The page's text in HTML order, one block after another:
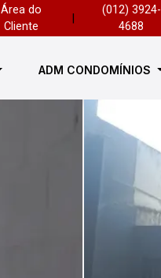
Área do
Cliente
(012) 3924-
4688
ADM CONDOMÍNIOS